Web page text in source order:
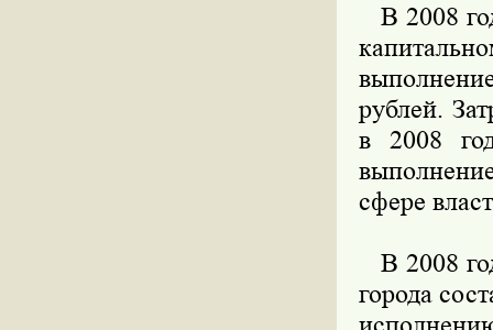
В 2008
рублей.
в 2008
сфере
В 2008
города